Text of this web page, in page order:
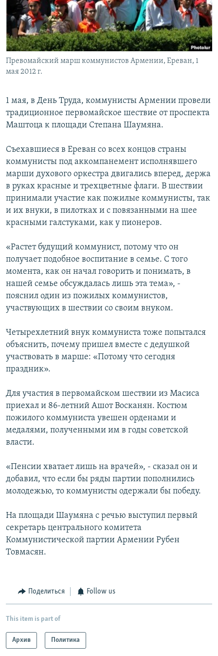
Հայերեն
English
Русский
Превомайский марш коммунистов Армении, Ереван, 1
мая 2012 г.
1 мая, в День Труда, коммунисты Армении провели
традиционное первомайское шествие от проспекта
Маштоца к площади Степана Шаумяна.
Съехавшиеся в Ереван со всех концов страны
коммунисты под аккомпанемент исполнявшего
марши духового оркестра двигались вперед, держа
в руках красные и трехцветные флаги. В шествии
принимали участие как пожилые коммунисты, так
и их внуки, в пилотках и с повязанными на шее
красными галстуками, как у пионеров.
«Растет будущий коммунист, потому что он
получает подобное воспитание в семье. С того
момента, как он начал говорить и понимать, в
нашей семье обсуждалась лишь эта тема», -
пояснил один из пожилых коммунистов,
участвующих в шествии со своим внуком.
Четырехлетний внук коммуниста тоже попытался
объяснить, почему пришел вместе с дедушкой
участвовать в марше: «Потому что сегодня
праздник».
Для участия в первомайском шествии из Масиса
приехал и 86-летний Ашот Восканян. Костюм
пожилого коммуниста увешен орденами и
медалями, полученными им в годы советской
власти.
«Пенсии хватает лишь на врачей», - сказал он и
добавил, что если бы ряды партии пополнились
молодежью, то коммунисты одержали бы победу.
На площади Шаумяна с речью выступил первый
секретарь центрального комитета
Коммунистической партии Армении Рубен
Товмасян.
Поделиться Follow us
This item is part of
Архив Политика